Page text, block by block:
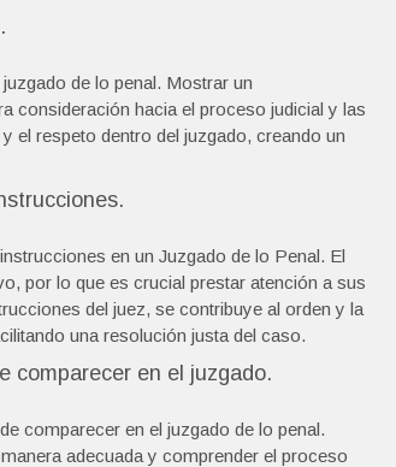
de lo penal. Mostrar un
consideración hacia el proceso judicial y las
el respeto dentro del juzgado, creando un
en un Juzgado de lo Penal. El
por lo que es crucial prestar atención a sus
del juez, se contribuye al orden y la
una resolución justa del caso.
comparecer en el juzgado.
comparecer en el juzgado de lo penal.
adecuada y comprender el proceso